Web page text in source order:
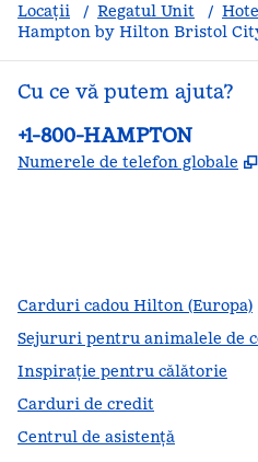
Locații / Regatul Unit /
Hampton by Hilton Bristol
Cu ce vă putem ajuta?
Telefon:
+1-800-HAMPTON
Numerele de telefon globale ,
Carduri cadou Hilton (Europa)
Sejururi pentru animalele de
Inspirație pentru călătorie
Carduri de credit
Centrul de asistență